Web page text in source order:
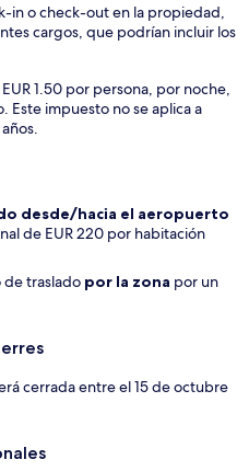
in o check-out en la propiedad,
cargos, que podrían incluir los
1.50 por persona, por noche,
Este impuesto no se aplica a
desde/hacia el aeropuerto
de EUR 220 por habitación
de traslado por la zona por un
cerrada entre el 15 de octubre